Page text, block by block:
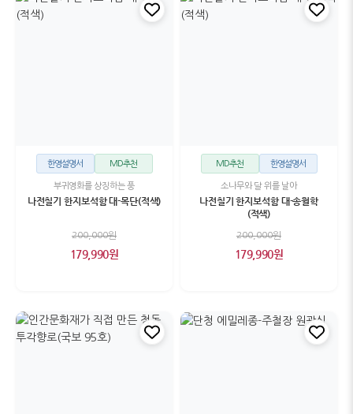
한영설명서 MD추천
부귀영화를 상징하는 풍
나전칠기 한지보석함 대-목단(적색)
200,000원
179,990원
MD추천 한영설명서
소나무와 달 위를 날아
나전칠기 한지보석함 대-송월학
(적색)
200,000원
179,990원